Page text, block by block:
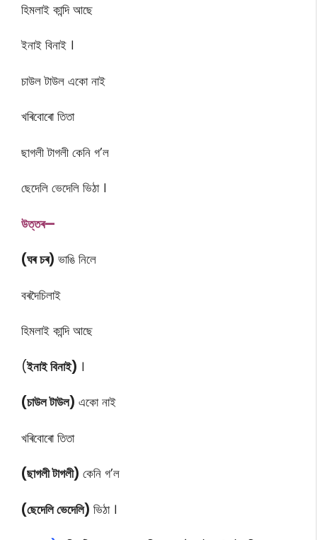
হিমলাই কান্দি আছে
ইনাই বিনাই ।
চাউল টাউল একো নাই
খৰিবোৰো তিতা
ছাগলী টাগলী কেনি গ’ল
ছেদেলি ভেদেলি ভিঠা ।
উত্তৰ—
(ঘৰ চৰ) ভাঙি নিলে
বৰদৈচিলাই
হিমলাই কান্দি আছে
(ইনাই বিনাই) ।
(চাউল টাউল) একো নাই
খৰিবোৰো তিতা
(ছাগলী টাগলী) কেনি গ’ল
(ছেদেলি ভেদেলি) ভিঠা ।